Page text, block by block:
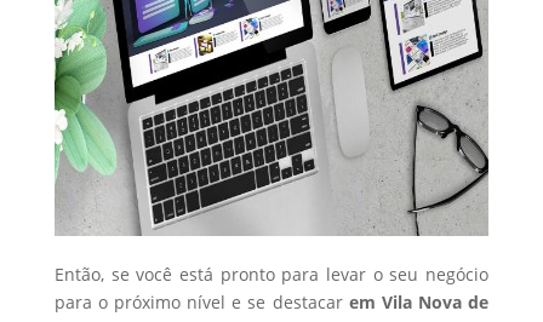
Então, se você está pronto para levar o seu negócio
para o próximo nível e se destacar em Vila Nova de